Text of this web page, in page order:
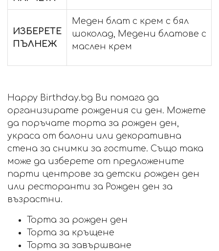
ИЗБЕРЕТЕ
ПЪЛНЕЖ
Меден блат с крем с бял
шоколад, Медени блатове с
маслен крем
Happy Birthday.bg Ви помага да
организирате рождения си ден. Можете
да поръчате торта за рожден ден,
украса от балони или декоративна
стена за снимки за гостите. Също така
може да изберете от предложените
парти центрове за детски рожден ден
или ресторанти за Рожден ден за
възрастни.
Торта за рожден ден
Торта за кръщене
Торта за завършване